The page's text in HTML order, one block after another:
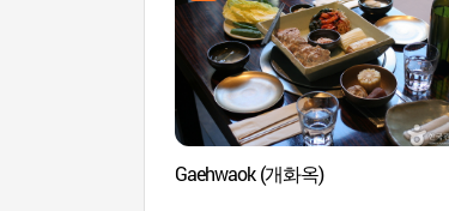
Gaehwaok (개화옥)